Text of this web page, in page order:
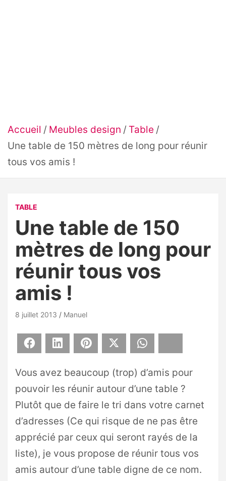
Accueil Meubles design
Table
Une table de 150 mètres de long pour réunir
tous vos amis !
TABLE
Une table de 150
mètres de long pour
réunir tous vos
amis !
8 juillet 2013 Manuel
Facebook LinkedIn Pinterest
Vous avez beaucoup (trop) d’amis pour
pouvoir les réunir autour d’une table ?
Plutôt que de faire le tri dans votre carnet
d’adresses (Ce qui risque de ne pas être
apprécié par ceux qui seront rayés de la
liste), je vous propose de réunir tous vos
amis autour d’une table digne de ce nom.